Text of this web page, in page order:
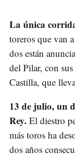
La única
toreros que van
dos están
del Pilar, con
Castilla, que
13 de julio, un
Rey. El diestro
más toros ha
dos años